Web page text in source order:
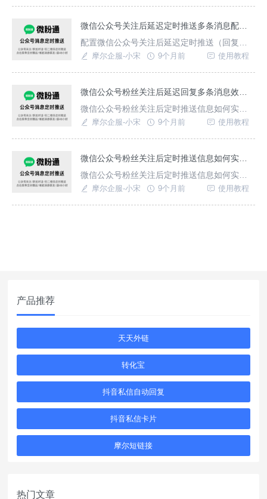
配置微信公众号关注后延迟定时推送（回复）
多条消息，从而提升客户转化率、减少客户流
摩尔企服-小宋 9个月前 使用教程
微信公众号粉丝关注后定时推送信息如何实
现？也就是公众号粉丝关注延迟回复多条消
摩尔企服-小宋 9个月前 使用教程
微信公众号粉丝关注后定时推送信息如何实
现？也就是公众号粉丝关注延迟回复多条消
摩尔企服-小宋 9个月前 使用教程
产品推荐
天天外链
转化宝
抖音私信自动回复
抖音私信卡片
摩尔短链接
热门文章